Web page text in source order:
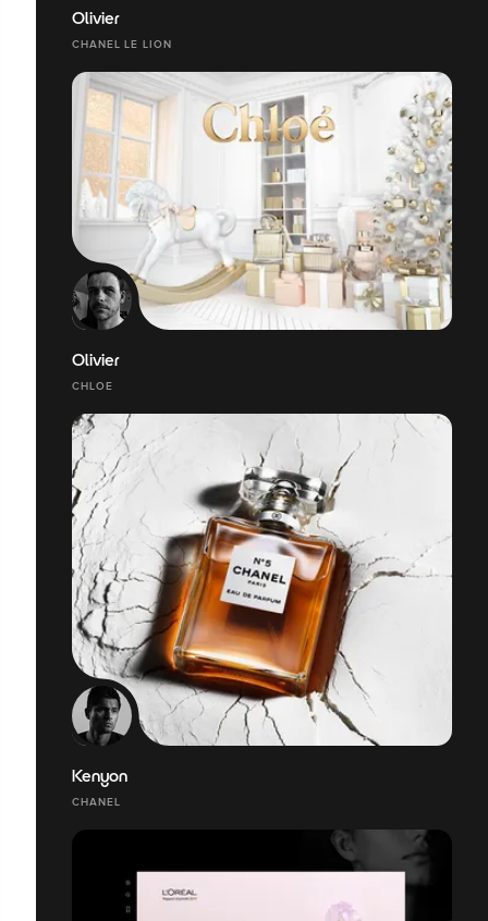
Olivier
CHANEL LE LION
Olivier
CHLOE
Kenyon
CHANEL